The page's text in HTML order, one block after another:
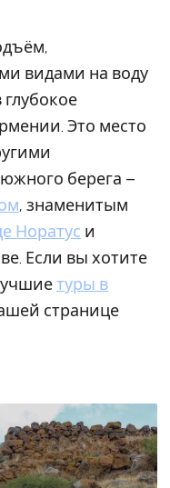
видами на воду
Это место
берега –
, знаменитым
Норатус и
Если вы хотите
туры в
странице